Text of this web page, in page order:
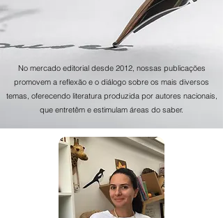
No mercado editorial desde 2012, nossas publicações
promovem a reflexão e o diálogo sobre os mais diversos
temas, oferecendo literatura produzida por autores nacionais,
que entretêm e estimulam áreas do saber.